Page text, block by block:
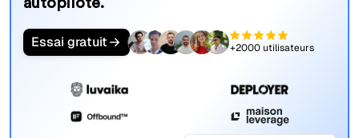
Essai gratuit +2000 utilisateurs